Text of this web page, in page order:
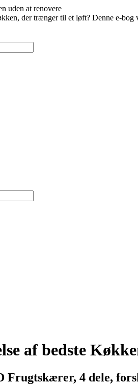
uden at renovere
der trænger til et løft? Denne e-bog
af bedste
Frugtskærer, 4 dele,